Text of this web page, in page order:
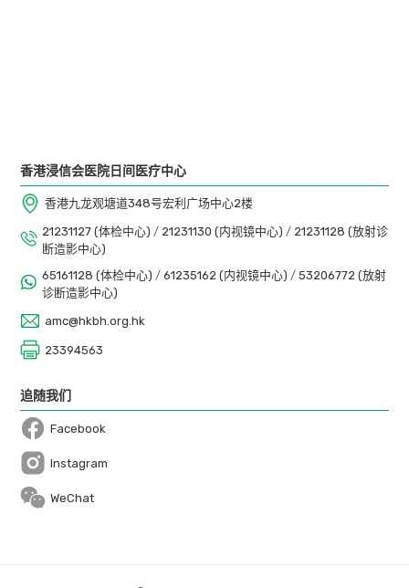
香港浸信会医院日间医疗中心
香港九龙观塘道348号宏利广场中心2楼
21231127 (体检中心) / 21231130 (内视镜中心) / 21231128 (放射诊
断造影中心)
65161128 (体检中心) / 61235162 (内视镜中心) / 53206772 (放射
诊断造影中心)
amc@hkbh.org.hk
23394563
追随我们
Facebook
Instagram
WeChat